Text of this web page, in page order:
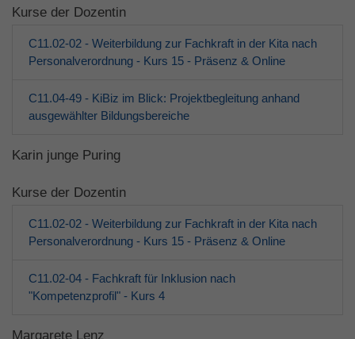
Kurse der Dozentin
C11.02-02 - Weiterbildung zur Fachkraft in der Kita nach
Personalverordnung - Kurs 15 - Präsenz & Online
C11.04-49 - KiBiz im Blick: Projektbegleitung anhand
ausgewählter Bildungsbereiche
Karin junge Puring
Kurse der Dozentin
C11.02-02 - Weiterbildung zur Fachkraft in der Kita nach
Personalverordnung - Kurs 15 - Präsenz & Online
C11.02-04 - Fachkraft für Inklusion nach
"Kompetenzprofil" - Kurs 4
Margarete Lenz